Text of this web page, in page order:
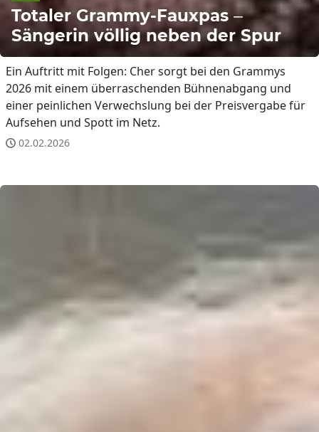
Totaler Grammy-Fauxpas –
Sängerin völlig neben der Spur
Ein Auftritt mit Folgen: Cher sorgt bei den Grammys
2026 mit einem überraschenden Bühnenabgang und
einer peinlichen Verwechslung bei der Preisvergabe für
Aufsehen und Spott im Netz.
02.02.2026